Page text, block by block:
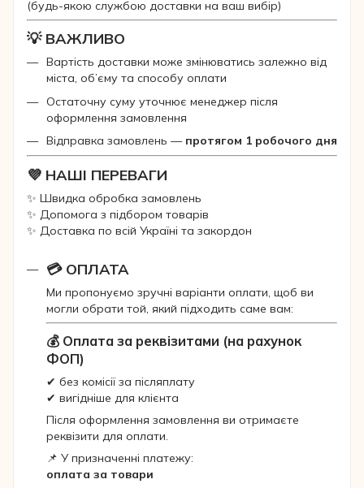
(будь-якою службою доставки на ваш вибір)
💡 ВАЖЛИВО
Вартість доставки може змінюватись залежно від
міста, об’єму та способу оплати
Остаточну суму уточнює менеджер після
оформлення замовлення
Відправка замовлень — протягом 1 робочого дня
💜 НАШІ ПЕРЕВАГИ
✨ Швидка обробка замовлень
✨ Допомога з підбором товарів
✨ Доставка по всій Україні та закордон
💳 ОПЛАТА
Ми пропонуємо зручні варіанти оплати, щоб ви
могли обрати той, який підходить саме вам:
💰 Оплата за реквізитами (на рахунок
ФОП)
✔ без комісії за післяплату
✔ вигідніше для клієнта
Після оформлення замовлення ви отримаєте
реквізити для оплати.
📌 У призначенні платежу:
оплата за товари